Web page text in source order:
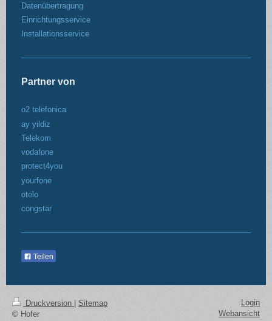
Datenübertragung
Einrichtungsservice
Installationsservice
Partner von
o2 telefonica
ay yildiz
Telekom
vodafone
protect4you
yourfone
otelo
congstar
Teilen
Druckversion
Sitemap
© Hofer
Login
Webansicht